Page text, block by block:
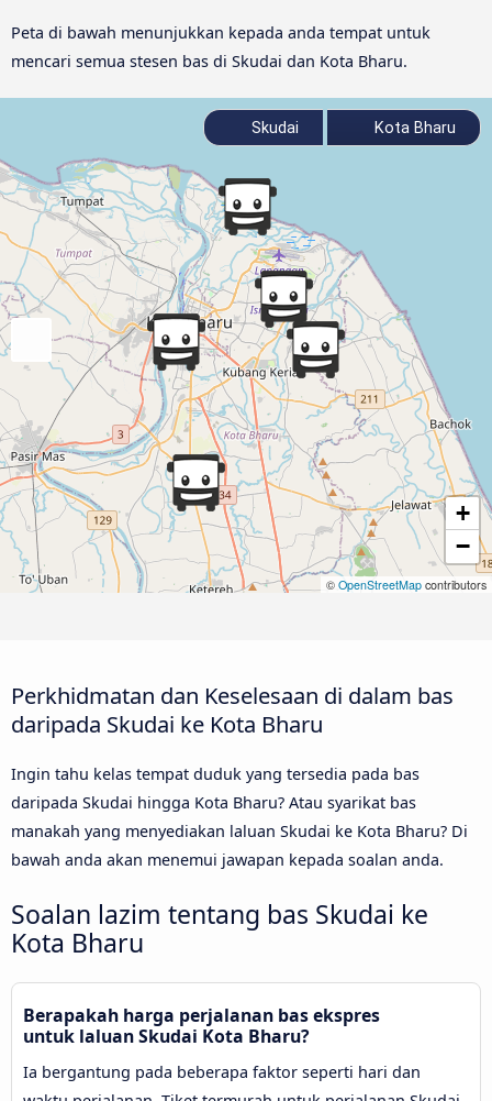
Peta di bawah menunjukkan kepada anda tempat untuk
mencari semua stesen bas di Skudai dan Kota Bharu.
+
−
© OpenStreetMap contributors
Skudai Kota Bharu
Perkhidmatan dan Keselesaan di dalam bas
daripada Skudai ke Kota Bharu
Ingin tahu kelas tempat duduk yang tersedia pada bas
daripada Skudai hingga Kota Bharu? Atau syarikat bas
manakah yang menyediakan laluan Skudai ke Kota Bharu? Di
bawah anda akan menemui jawapan kepada soalan anda.
Soalan lazim tentang bas Skudai ke
Kota Bharu
Berapakah harga perjalanan bas ekspres
untuk laluan Skudai Kota Bharu?
Ia bergantung pada beberapa faktor seperti hari dan